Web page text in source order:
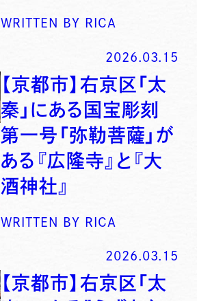
WRITTEN BY RICA
2026.03.15
【京都市】右京区「太
秦」にある国宝彫刻
第一号「弥勒菩薩」が
ある『広隆寺』と『大
酒神社』
WRITTEN BY RICA
2026.03.15
【京都市】右京区「太